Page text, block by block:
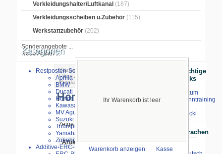
Verkleidungshalter/Luftkanal (187)
Verkleidungsscheiben u.Zubehör (115)
Werkstattzubehör (202)
Sonderangebote ...
Neue Artikel ...
Ihr Warenkorb ist leer
Warenkorb anzeigen Kasse
Kategorien
Restposten-Sonderverkauf
Aprilia
BMW
Ducati
Honda
Kawasaki
MV Agusta
Suzuki
Triumph
Yamaha
Zubehör
Additive-ERC-Bike
Startseite
Ritzel,Zubehör
Honda CBR600RR
Honda CBR600RR
Zeige
Artikelbild
Wichtige
Links
⇒ zum
Renntraining
Stecki
Sprachen